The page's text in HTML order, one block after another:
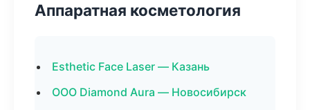
Аппаратная косметология
Esthetic Face Laser — Казань
ООО Diamond Aura — Новосибирск